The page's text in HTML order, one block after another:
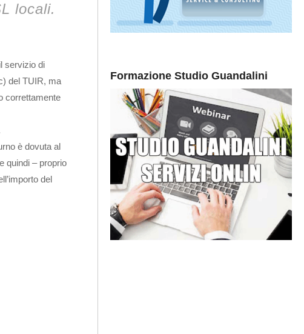
locali.
servizio di
del TUIR, ma
correttamente
è dovuta al
quindi – proprio
del
Formazione Studio Guandalini